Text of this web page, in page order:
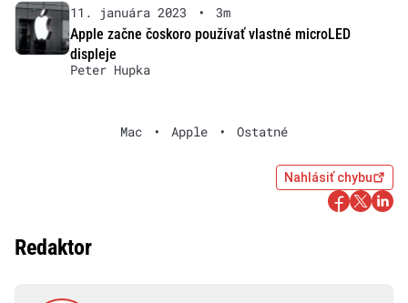
11. januára 2023 •
3m
Apple začne čoskoro používať vlastné microLED
displeje
Peter Hupka
Mac • Apple • Ostatné
Nahlásiť chybu
Redaktor